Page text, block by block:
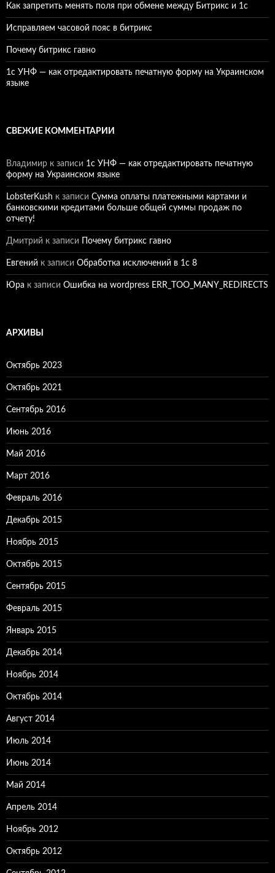
Как запретить менять поля при обмене между Битрикс и 1с
Исправляем часовой пояс в битрикс
Почему битрикс гавно
1c УНФ — как отредактировать печатную форму на Украинском
языке
СВЕЖИЕ КОММЕНТАРИИ
Владимир к записи 1c УНФ — как отредактировать печатную
форму на Украинском языке
LobsterKush к записи Сумма оплаты платежными картами и
банковскими кредитами больше общей суммы продаж по
отчету!
Дмитрий к записи Почему битрикс гавно
Евгений к записи Обработка исключений в 1с 8
Юра к записи Ошибка на wordpress ERR_TOO_MANY_REDIRECTS
АРХИВЫ
Октябрь 2023
Октябрь 2021
Сентябрь 2016
Июнь 2016
Май 2016
Март 2016
Февраль 2016
Декабрь 2015
Ноябрь 2015
Октябрь 2015
Сентябрь 2015
Февраль 2015
Январь 2015
Декабрь 2014
Ноябрь 2014
Октябрь 2014
Август 2014
Июль 2014
Июнь 2014
Май 2014
Апрель 2014
Ноябрь 2012
Октябрь 2012